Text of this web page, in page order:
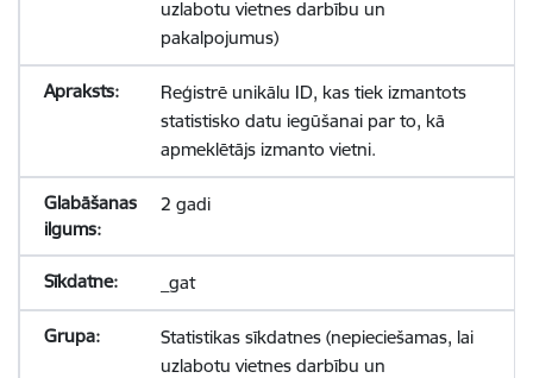
uzlabotu vietnes darbību un
pakalpojumus)
Reģistrē unikālu ID, kas tiek izmantots
statistisko datu iegūšanai par to, kā
apmeklētājs izmanto vietni.
2 gadi
_gat
Statistikas sīkdatnes (nepieciešamas, lai
uzlabotu vietnes darbību un